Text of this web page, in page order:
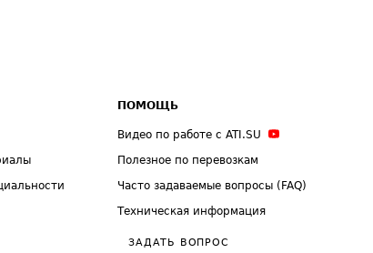
ПОМОЩЬ
Видео по работе с ATI.SU
Полезное по перевозкам
Часто задаваемые вопросы (FAQ)
Техническая информация
ЗАДАТЬ ВОПРОС